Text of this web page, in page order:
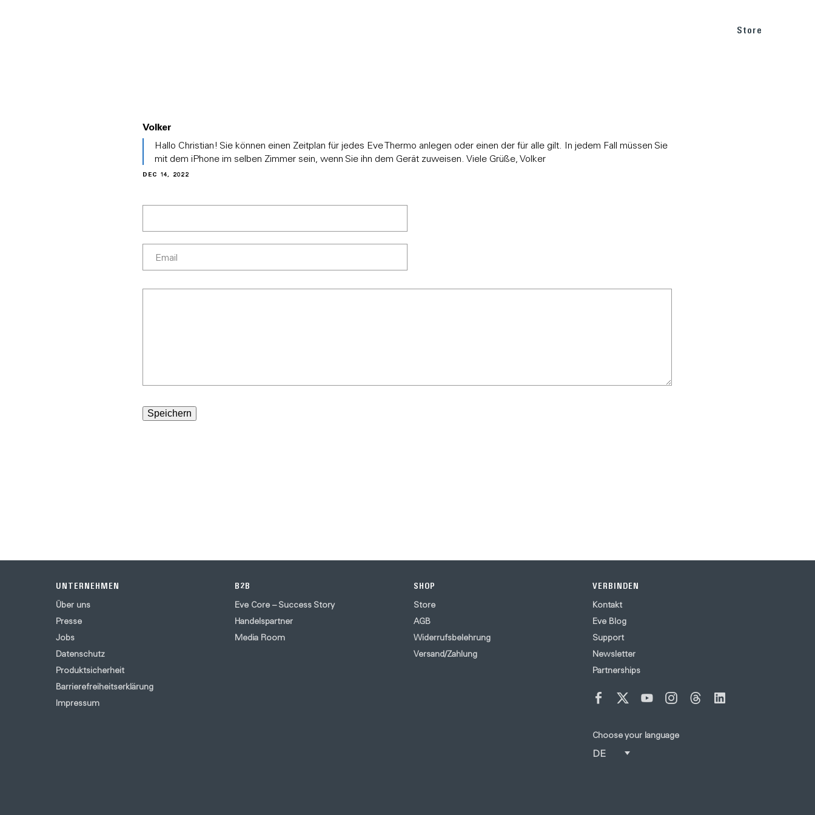
Store
Volker
reply
to
(No
Christian
Hallo Christian! Sie können einen Zeitplan für jedes Eve Thermo anlegen oder einen der für alle gilt. In jedem Fall müssen Sie
mit dem iPhone im selben Zimmer sein, wenn Sie ihn dem Gerät zuweisen. Viele Grüße, Volker
DEC 14, 2022
UNTERNEHMEN
Über uns
Presse
Jobs
Datenschutz
Produktsicherheit
Barrierefreiheitserklärung
Impressum
B2B
Eve Core – Success Story
Handelspartner
Media Room
SHOP
Store
AGB
Widerrufsbelehrung
Versand/Zahlung
VERBINDEN
Kontakt
Eve Blog
Support
Newsletter
Partnerships
Choose your language
DE